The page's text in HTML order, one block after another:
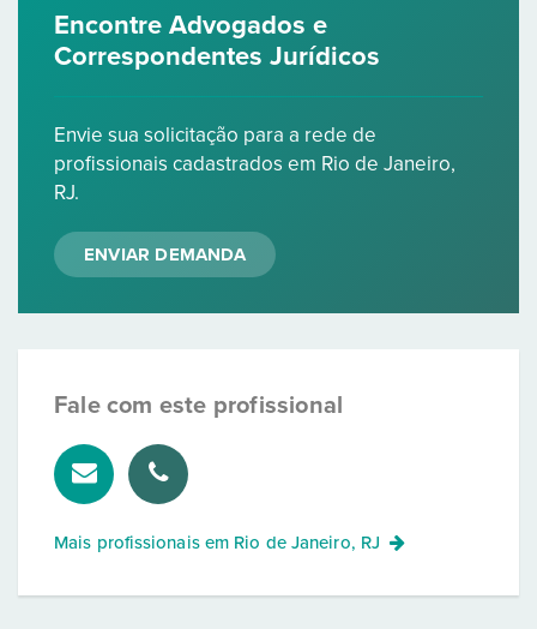
Encontre Advogados e
Correspondentes Jurídicos
Envie sua solicitação para a rede de
profissionais cadastrados em Rio de Janeiro,
RJ.
ENVIAR DEMANDA
Fale com este profissional
Mais profissionais em Rio de Janeiro, RJ